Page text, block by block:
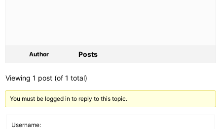
Author Posts
Viewing 1 post (of 1 total)
You must be logged in to reply to this topic.
Username: